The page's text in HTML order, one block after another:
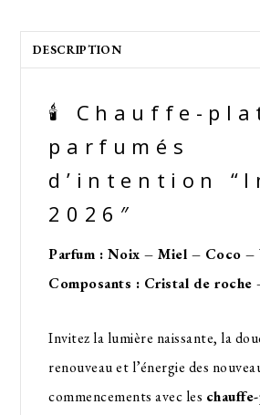
DESCRIPTION
🕯️ Chauffe-
parfumés
d’intention
2026″
Parfum : Noix – Miel – Coco –
Composants : Cristal de roche
Invitez la lumière naissante, la
renouveau et l’énergie des
commencements avec les